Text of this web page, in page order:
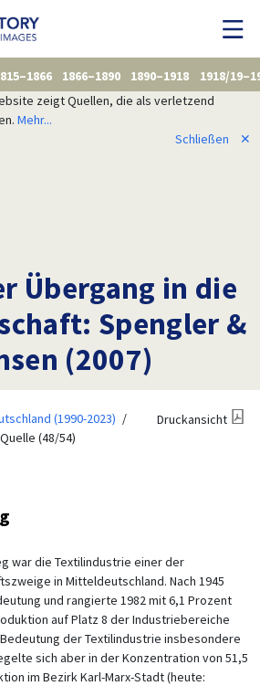
1866–1890 1890–1918
1918/
zeigt Quellen, die als verletzend
Mehr...
Schließen
✕
Übergang in die
Spengler &
(2007)
(1990-2023)
Quelle (48/54)
Druckansicht
war die Textilindustrie einer der
in Mitteldeutschland. Nach 1945
und rangierte 1982 mit 6,1 Prozent
auf Platz 8 der Industriebereiche
der Textilindustrie insbesondere
sich aber in der Konzentration von 51,5
im Bezirk Karl-Marx-Stadt (heute: